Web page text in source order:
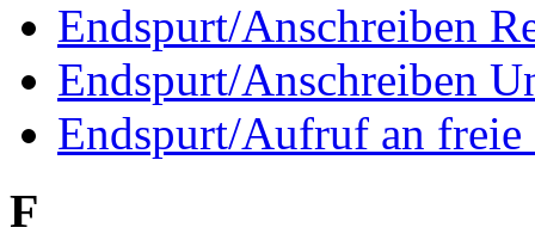
Endspurt/Anschreiben
Endspurt/Anschreiben
Endspurt/Aufruf an freie
F